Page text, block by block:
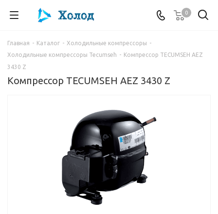
0
Главная - Каталог - Холодильные компрессоры -
Холодильные компрессоры Tecumseh - Компрессор TECUMSEH AEZ
3430 Z
Компрессор TECUMSEH AEZ 3430 Z